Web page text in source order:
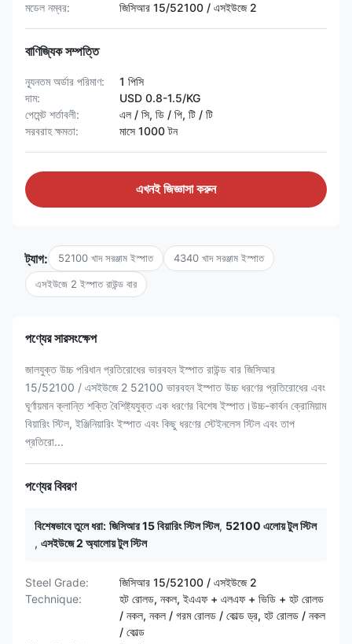
মডেল নম্বর:
জিসিআর 15/52100 / এসইউজে 2
বাণিজ্যিক সম্পত্তি
ন্যূনতম অর্ডার পরিমাণ:
1 পিসি
দাম:
USD 0.8-1.5/KG
পেমেন্ট শর্তাবলী:
এল / সি, ডি / পি, টি / টি
সরবরাহ ক্ষমতা:
মাসে 1000 টন
এখনই জিজ্ঞাসা করুন
ট্যাগ: 52100 খাদ সরঞ্জাম ইস্পাত 4340 খাদ সরঞ্জাম ইস্পাত
এসইউজে 2 ইস্পাত রাউন্ড বার
পণ্যের সারসংক্ষেপ
জালযুক্ত উচ্চ পরিধান প্রতিরোধের ভারবহন ইস্পাত রাউন্ড বার জিসিআর
15/52100 / এসইউজে 2 52100 ভারবহন ইস্পাত উচ্চ ধরণের প্রতিরোধের এবং
ঘূর্ণায়মান ক্লান্তি শক্তি বৈশিষ্ট্যযুক্ত এক ধরণের বিশেষ ইস্পাত।উচ্চ-কার্বন ক্রোমিয়াম
বিয়ারিং স্টিল, ইঞ্জিনিয়ারিং ইস্পাত এবং কিছু ধরণের স্টেইনলেস স্টিল এবং তাপ
প্রতিরো...
পণ্যের বিবরণ
বিশেষভাবে তুলে ধরা: জিসিআর 15 বিয়ারিং স্টিল স্টিল, 52100 এলোয় টুল স্টিল
, এসইউজে 2 অ্যালোয় টুল স্টিল
Steel Grade:
জিসিআর 15/52100 / এসইউজে 2
Technique:
হট রোলড, নকল, ইএএফ + এলএফ + ভিডি + হট রোলড
/ নকল, নকল / গরম রোলড / কোল্ড ড্র, হট রোলড / নকল
/ কোল্ড